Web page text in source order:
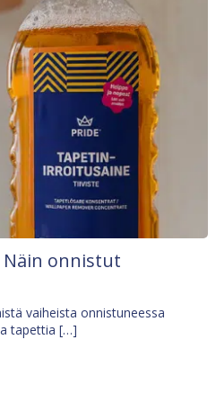
onnistut
vaiheista onnistuneessa
tapettia […]